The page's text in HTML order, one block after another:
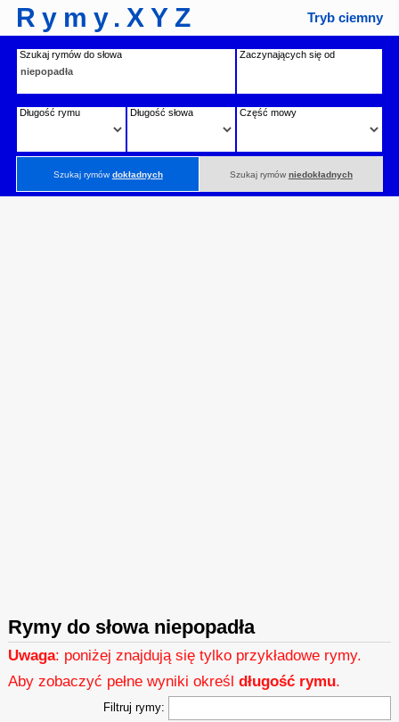
Rymy.XYZ Tryb ciemny
Szukaj rymów do słowa Zaczynających się od
Długość rymu Długość słowa Część mowy
Szukaj rymówdokładnych Szukaj rymów niedokładnych
Rymy do słowa niepopadła
Uwaga: poniżej znajdują się tylko przykładowe rymy.
Aby zobaczyć pełne wyniki określdługość rymu.
Filtruj rymy: